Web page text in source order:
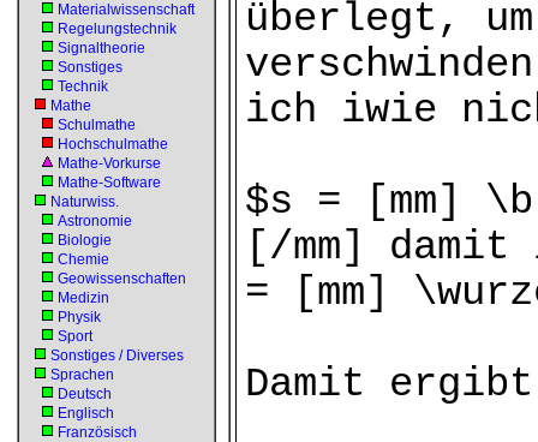
Materialwissenschaft
Regelungstechnik
Signaltheorie
Sonstiges
Technik
Mathe
Schulmathe
Hochschulmathe
Mathe-Vorkurse
Mathe-Software
Naturwiss.
Astronomie
Biologie
Chemie
Geowissenschaften
Medizin
Physik
Sport
Sonstiges / Diverses
Sprachen
Deutsch
Englisch
Französisch
überlegt,
ich iwie
$s = [mm]
[/mm]
= [mm]
Damit